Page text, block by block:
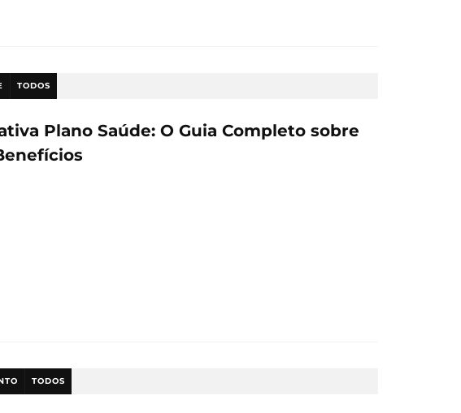
TODOS
Plano Saúde: O Guia Completo sobre
TODOS